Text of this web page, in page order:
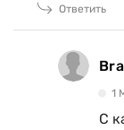
Ответить
1
C